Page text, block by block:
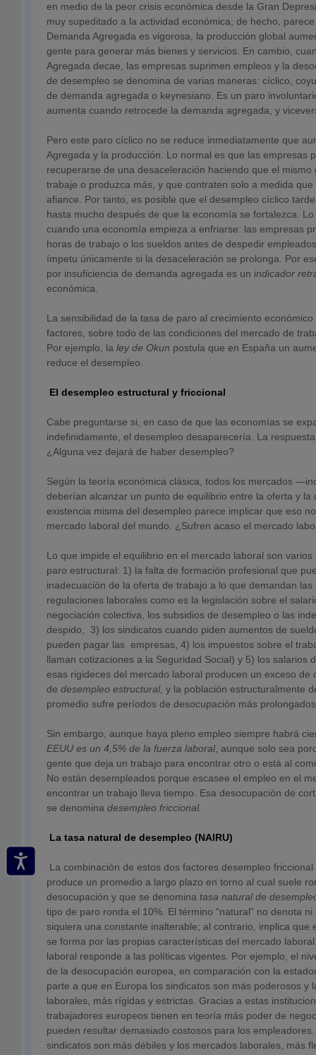
en medio de la peor crisis económica desde la Gran
muy supeditado a la actividad económica; de hecho,
Demanda Agregada es vigorosa, la producción global
gente para generar más bienes y servicios. En cambio,
Agregada decae, las empresas suprimen empleos y la
de desempleo se denomina de varias maneras: cíclico,
de demanda agregada o keynesiano. Es un paro
aumenta cuando retrocede la demanda agregada, y
Pero este paro cíclico no se reduce inmediatamente que
Agregada y la producción. Lo normal es que las empresas
recuperarse de una desaceleración haciendo que el
trabaje o produzca más, y que contraten solo a medida
afiance. Por tanto, es posible que el desempleo cíclico
hasta mucho después de que la economía se fortalezca.
cuando una economía empieza a enfriarse: las empresas
horas de trabajo o los sueldos antes de despedir
ímpetu únicamente si la desaceleración se prolonga. Por
por insuficiencia de demanda agregada es un indicador
económica.
La sensibilidad de la tasa de paro al crecimiento
factores, sobre todo de las condiciones del mercado de
Por ejemplo, la ley de Okun postula que en España un
reduce el desempleo.
El desempleo estructural y friccional
Cabe preguntarse si, en caso de que las economías se
indefinidamente, el desempleo desaparecería. La
¿Alguna vez dejará de haber desempleo?
Según la teoría económica clásica, todos los mercados
deberían alcanzar un punto de equilibrio entre la oferta y la
existencia misma del desempleo parece implicar que eso
mercado laboral del mundo. ¿Sufren acaso el mercado
Lo que impide el equilibrio en el mercado laboral son
paro estructural: 1) la falta de formación profesional que
inadecuación de la oferta de trabajo a lo que demandan
regulaciones laborales como es la legislación sobre el
negociación colectiva, los subsidios de desempleo o las
despido, 3) los sindicatos cuando piden aumentos de
pueden pagar las empresas, 4) los impuestos sobre el
llaman cotizaciones a la Seguridad Social) y 5) los salarios
esas rigideces del mercado laboral producen un exceso de
de desempleo estructural, y la población estructuralmente
promedio sufre períodos de desocupación más
Sin embargo, aunque haya pleno empleo siempre habrá
EEUU es un 4,5% de la fuerza laboral, aunque solo sea
gente que deja un trabajo para encontrar otro o está al
No están desempleados porque escasee el empleo en el
encontrar un trabajo lleva tiempo. Esa desocupación de
se denomina desempleo friccional.
La tasa natural de desempleo (NAIRU)
La combinación de estos dos factores desempleo
produce un promedio a largo plazo en torno al cual suele
desocupación y que se denomina tasa natural de
tipo de paro ronda el 10%. El término “natural” no denota
siquiera una constante inalterable; al contrario, implica que
se forma por las propias características del mercado
laboral responde a las políticas vigentes. Por ejemplo, el
de la desocupación europea, en comparación con la
parte a que en Europa los sindicatos son más poderosos y
laborales, más rígidas y estrictas. Gracias a estas
trabajadores europeos tienen en teoría más poder de
pueden resultar demasiado costosos para los
sindicatos son más débiles y los mercados laborales, más